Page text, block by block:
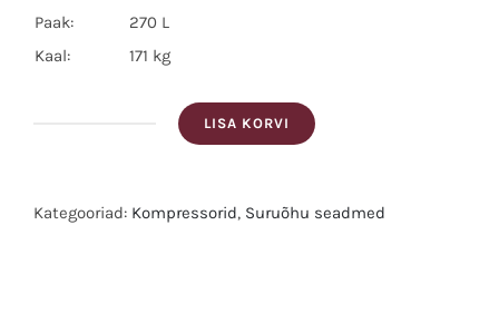
Paak:
270 L
Kaal:
171 kg
LISA KORVI
Kategooriad: Kompressorid, Suruõhu seadmed